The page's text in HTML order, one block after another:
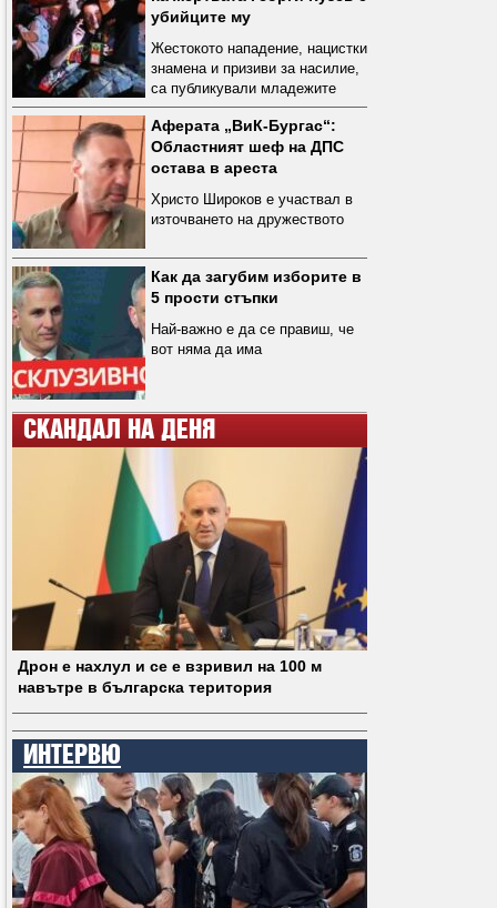
убийците му
Жестокото нападение, нацистки
знамена и призиви за насилие,
са публикували младежите
Аферата „ВиК-Бургас“:
Областният шеф на ДПС
остава в ареста
Христо Широков е участвал в
източването на дружеството
Как да загубим изборите в
5 прости стъпки
Най-важно е да се правиш, че
вот няма да има
СКАНДАЛ НА ДЕНЯ
Дрон е нахлул и се е взривил на 100 м
навътре в българска територия
ИНТЕРВЮ